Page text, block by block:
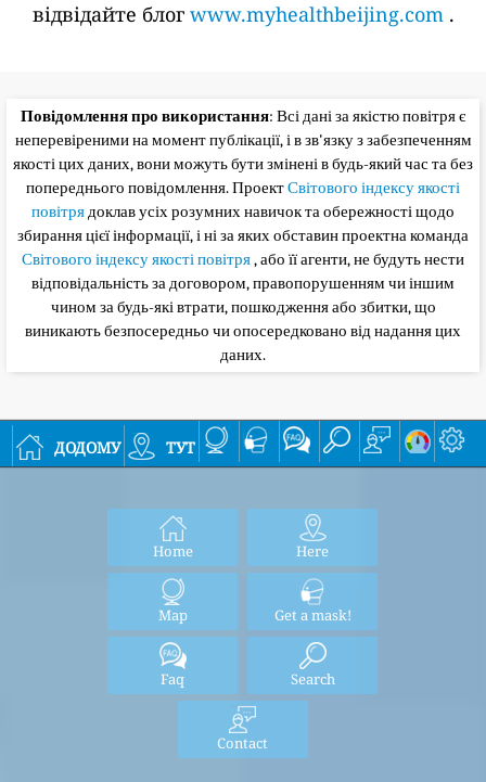
відвідайте блог www.myhealthbeijing.com.
Повідомлення про використання: Всі дані за якістю повітря є
неперевіреними на момент публікації, і в зв'язку з забезпеченням
якості цих даних, вони можуть бути змінені в будь-який час та без
попереднього повідомлення. ПроектСвітового індексу якості
повітрядоклав усіх розумних навичок та обережності щодо
збирання цієї інформації, і ні за яких обставин проектна команда
Світового індексу якості повітря, або її агенти, не будуть нести
відповідальність за договором, правопорушенням чи іншим
чином за будь-які втрати, пошкодження або збитки, що
виникають безпосередньо чи опосередковано від надання цих
даних.
додому тут
Home Here
Map Get a mask!
Faq Search
Contact